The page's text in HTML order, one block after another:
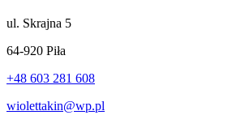
ul. Skrajna 5
64-920 Piła
+48 603 281 608
wiolettakin@wp.pl